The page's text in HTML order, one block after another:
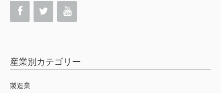
産業別カテゴリー
製造業